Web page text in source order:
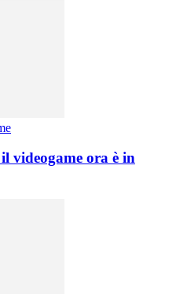
videogame ora è in